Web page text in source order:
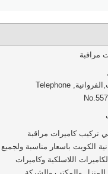
مراقبة
,
, الفروانية,
Telephone
تركيب كاميرات مراقبة
الكويت باسعار مناسبة ولجميع
اللاسلكية وكاميرات